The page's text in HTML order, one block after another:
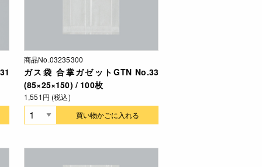
商品No.03235300
ガス袋 合掌ガゼットGTN No.33
(85×25×150) / 100枚
1,551円 (税込)
買い物かごに入れる